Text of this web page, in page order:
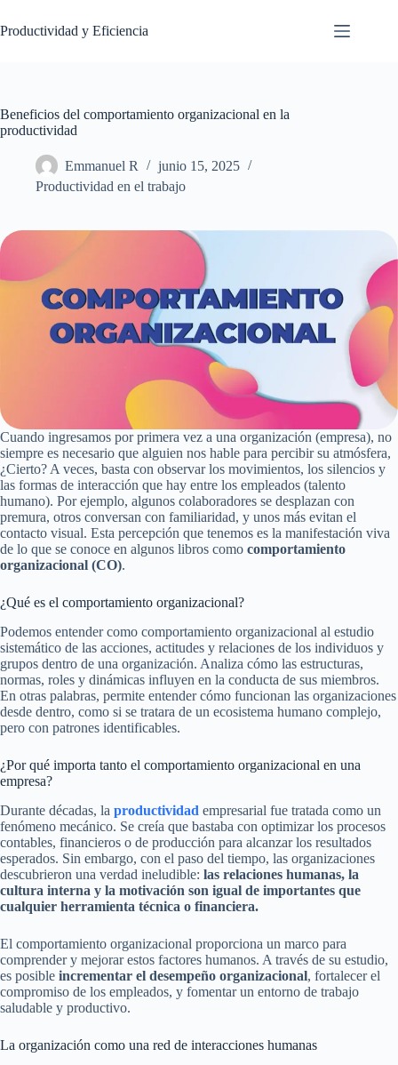
al
contenido
Productividad y Eficiencia
Beneficios del comportamiento organizacional en la
productividad
Emmanuel R
junio 15, 2025
Productividad en el trabajo
Cuando ingresamos por primera vez a una organización (empresa), no
siempre es necesario que alguien nos hable para percibir su atmósfera,
¿Cierto? A veces, basta con observar los movimientos, los silencios y
las formas de interacción que hay entre los empleados (talento
humano). Por ejemplo, algunos colaboradores se desplazan con
premura, otros conversan con familiaridad, y unos más evitan el
contacto visual. Esta percepción que tenemos es la manifestación viva
de lo que se conoce en algunos libros como comportamiento
organizacional (CO).
¿Qué es el comportamiento organizacional?
Podemos entender como comportamiento organizacional al estudio
sistemático de las acciones, actitudes y relaciones de los individuos y
grupos dentro de una organización. Analiza cómo las estructuras,
normas, roles y dinámicas influyen en la conducta de sus miembros.
En otras palabras, permite entender cómo funcionan las organizaciones
desde dentro, como si se tratara de un ecosistema humano complejo,
pero con patrones identificables.
¿Por qué importa tanto el comportamiento organizacional en una
empresa?
Durante décadas, la productividad empresarial fue tratada como un
fenómeno mecánico. Se creía que bastaba con optimizar los procesos
contables, financieros o de producción para alcanzar los resultados
esperados. Sin embargo, con el paso del tiempo, las organizaciones
descubrieron una verdad ineludible: las relaciones humanas, la
cultura interna y la motivación son igual de importantes que
cualquier herramienta técnica o financiera.
El comportamiento organizacional proporciona un marco para
comprender y mejorar estos factores humanos. A través de su estudio,
es posible incrementar el desempeño organizacional, fortalecer el
compromiso de los empleados, y fomentar un entorno de trabajo
saludable y productivo.
La organización como una red de interacciones humanas